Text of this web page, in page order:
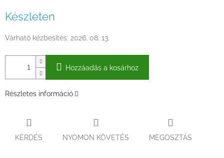
Készleten
Várható kézbesítés: 2026. 08. 13.
Hozzáadás a kosárhoz
Részletes információ
KÉRDÉS NYOMON KÖVETÉS MEGOSZTÁS